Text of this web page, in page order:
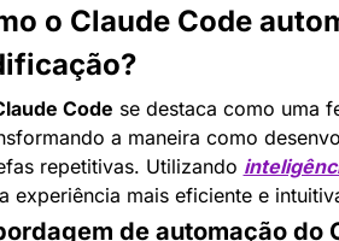
o Claude Code
Code se destaca como uma
a maneira como
repetitivas. Utilizando
experiência mais eficiente e
de automação do